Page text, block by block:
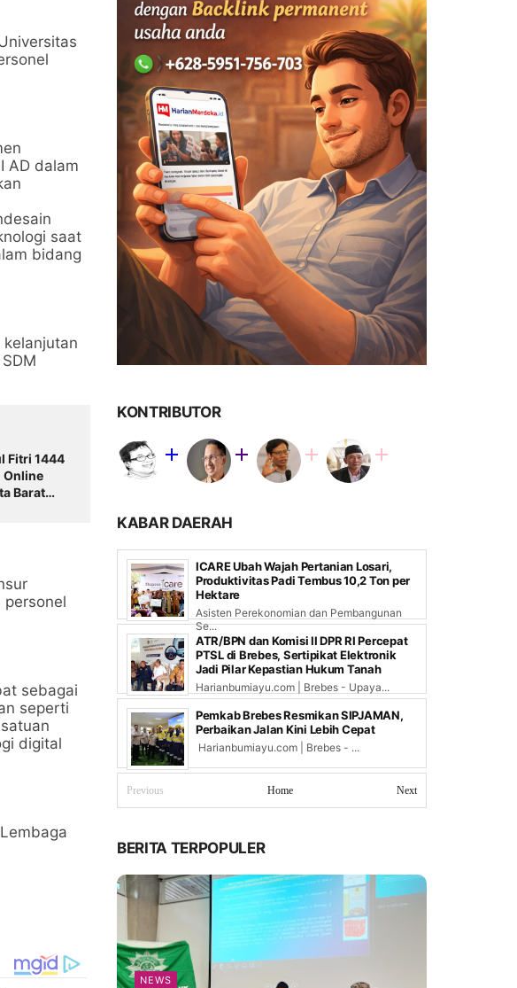
AD dalam
saat
bidang
Fitri 1444
Online
Barat
sebagai
seperti
digital
KONTRIBUTOR
KABAR DAERAH
ICARE Ubah Wajah Pertanian Losari,
Produktivitas Padi Tembus 10,2 Ton per
Hektare
Asisten Perekonomian dan Pembangunan
Se...
ATR/BPN dan Komisi II DPR RI Percepat
PTSL di Brebes, Sertipikat Elektronik
Jadi Pilar Kepastian Hukum Tanah
Harianbumiayu.com | Brebes - Upaya...
Pemkab Brebes Resmikan SIPJAMAN,
Perbaikan Jalan Kini Lebih Cepat
Harianbumiayu.com | Brebes - ...
Previous Next
Home
BERITA TERPOPULER
NEWS